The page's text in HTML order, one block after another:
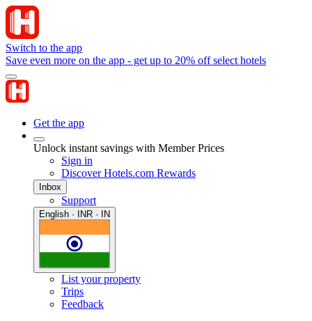
Switch to the app
Save even more on the app - get up to 20% off select hotels
Get the app
Unlock instant savings with Member Prices
Sign in
Discover Hotels.com Rewards
Inbox
Support
English · INR · IN
List your property
Trips
Feedback